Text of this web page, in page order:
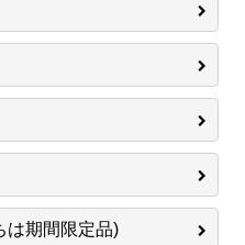
は期間限定品)